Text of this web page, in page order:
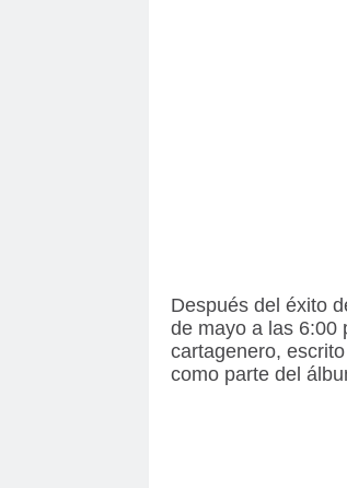
Después del éxito
de mayo a las 6:00
cartagenero,
como parte del